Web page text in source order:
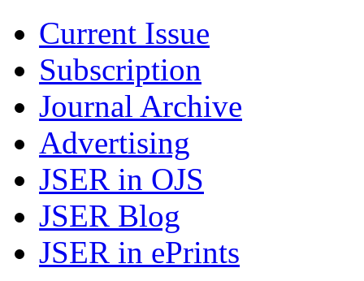
Current Issue
Subscription
Journal Archive
Advertising
JSER in OJS
JSER Blog
JSER in ePrints